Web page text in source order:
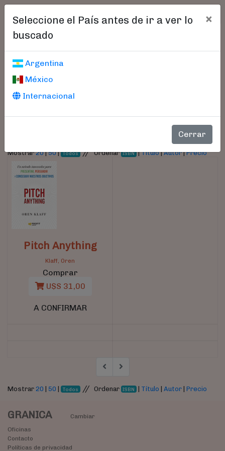
Seleccione el País antes de ir a ver lo
buscado
×
Argentina
México
Internacional
Cerrar
Libros encontrados
Parámetros
Mostrar20|50| Todos //Ordenar ISBN |Título|Autor|Precio
Pitch Anything
Klaff, Oren
Comprar
U$S 31,00
A CONFIRMAR
Mostrar 20 | 50 | Todos // Ordenar ISBN | Título |Autor |Precio
GRANICA
Cambiar
Oficinas
Contacto
Políticas de privacidad